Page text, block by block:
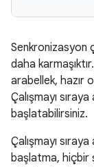
Senkronizasyon
daha
arabellek, hazır
Çalışmayı
başlatabilirsiniz.
Çalışmayı
başlatma, hiçbir